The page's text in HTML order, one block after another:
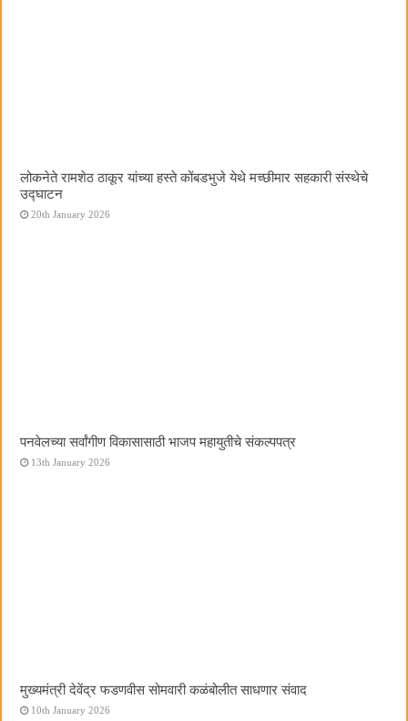
लोकनेते रामशेठ ठाकूर यांच्या हस्ते कोंबडभुजे येथे मच्छीमार सहकारी संस्थेचे
उद्घाटन
20th January 2026
पनवेलच्या सर्वांगीण विकासासाठी भाजप महायुतीचे संकल्पपत्र
13th January 2026
मुख्यमंत्री देवेंद्र फडणवीस सोमवारी कळंबोलीत साधणार संवाद
10th January 2026